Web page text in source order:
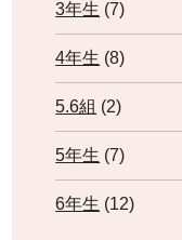
3年生 (7)
4年生 (8)
5.6組 (2)
5年生 (7)
6年生 (12)